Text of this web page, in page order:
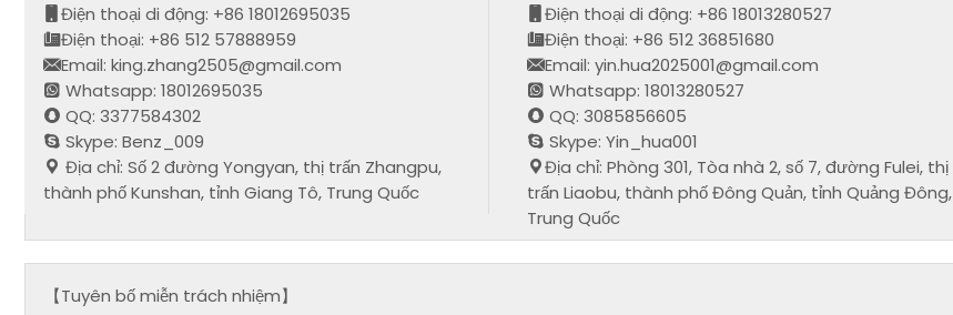
Điện thoại di động: +86 18012695035
Điện thoại: +86 512 57888959
Email: king.zhang2505@gmail.com
Whatsapp: 18012695035
QQ: 3377584302
Skype: Benz_009
Địa chỉ: Số 2 đường Yongyan, thị trấn Zhangpu,
thành phố Kunshan, tỉnh Giang Tô, Trung Quốc
Điện thoại di động: +86 18013280527
Điện thoại: +86 512 36851680
Email: yin.hua2025001@gmail.com
Whatsapp: 18013280527
QQ: 3085856605
Skype: Yin_hua001
Địa chỉ: Phòng 301, Tòa nhà 2, số 7, đường Fulei, thị
trấn Liaobu, thành phố Đông Quản, tỉnh Quảng Đông,
Trung Quốc
【Tuyên bố miễn trách nhiệm】